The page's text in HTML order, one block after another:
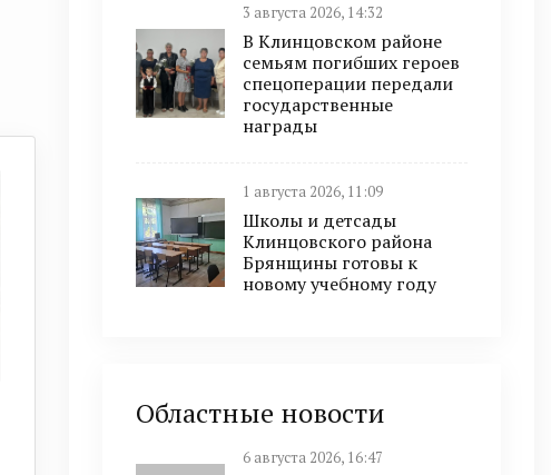
3 августа 2026, 14:32
В Клинцовском районе
семьям погибших героев
спецоперации передали
государственные
награды
1 августа 2026, 11:09
Школы и детсады
Клинцовского района
Брянщины готовы к
новому учебному году
Областные новости
6 августа 2026, 16:47